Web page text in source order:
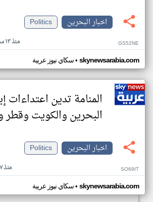
اخبار البحرين
Politics
منذ ١٣ ساعة GS52NE
سكاي نيوز عربية• skynewsarabia.com
المنامة تدين اعتداءات
البحرين والكويت وقطر
اخبار البحرين
Politics
منذ ١٧ يوم SO69IT
سكاي نيوز عربية• skynewsarabia.com